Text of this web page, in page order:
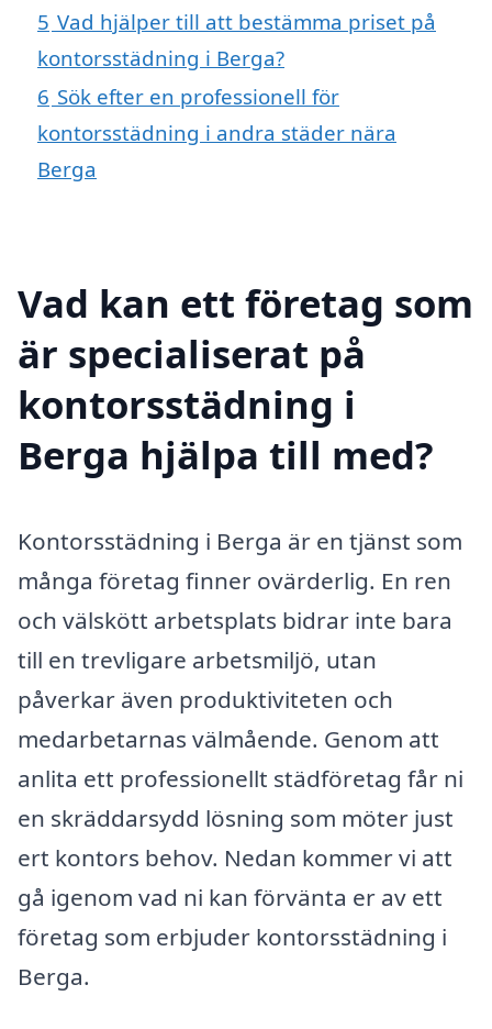
5 Vad hjälper till att bestämma priset på
kontorsstädning i Berga?
6 Sök efter en professionell för
kontorsstädning i andra städer nära
Berga
Vad kan ett företag som
är specialiserat på
kontorsstädning i
Berga hjälpa till med?
Kontorsstädning i Berga är en tjänst som
många företag finner ovärderlig. En ren
och välskött arbetsplats bidrar inte bara
till en trevligare arbetsmiljö, utan
påverkar även produktiviteten och
medarbetarnas välmående. Genom att
anlita ett professionellt städföretag får ni
en skräddarsydd lösning som möter just
ert kontors behov. Nedan kommer vi att
gå igenom vad ni kan förvänta er av ett
företag som erbjuder kontorsstädning i
Berga.